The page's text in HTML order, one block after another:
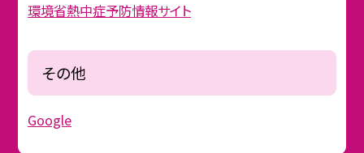
環境省熱中症予防情報サイト
その他
Google